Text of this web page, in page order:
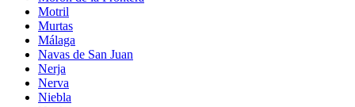
Motril
Murtas
Málaga
Navas de San Juan
Nerja
Nerva
Niebla